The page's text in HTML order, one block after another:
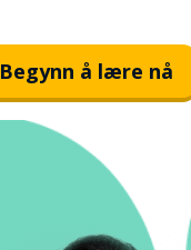
Begynn å lære nå